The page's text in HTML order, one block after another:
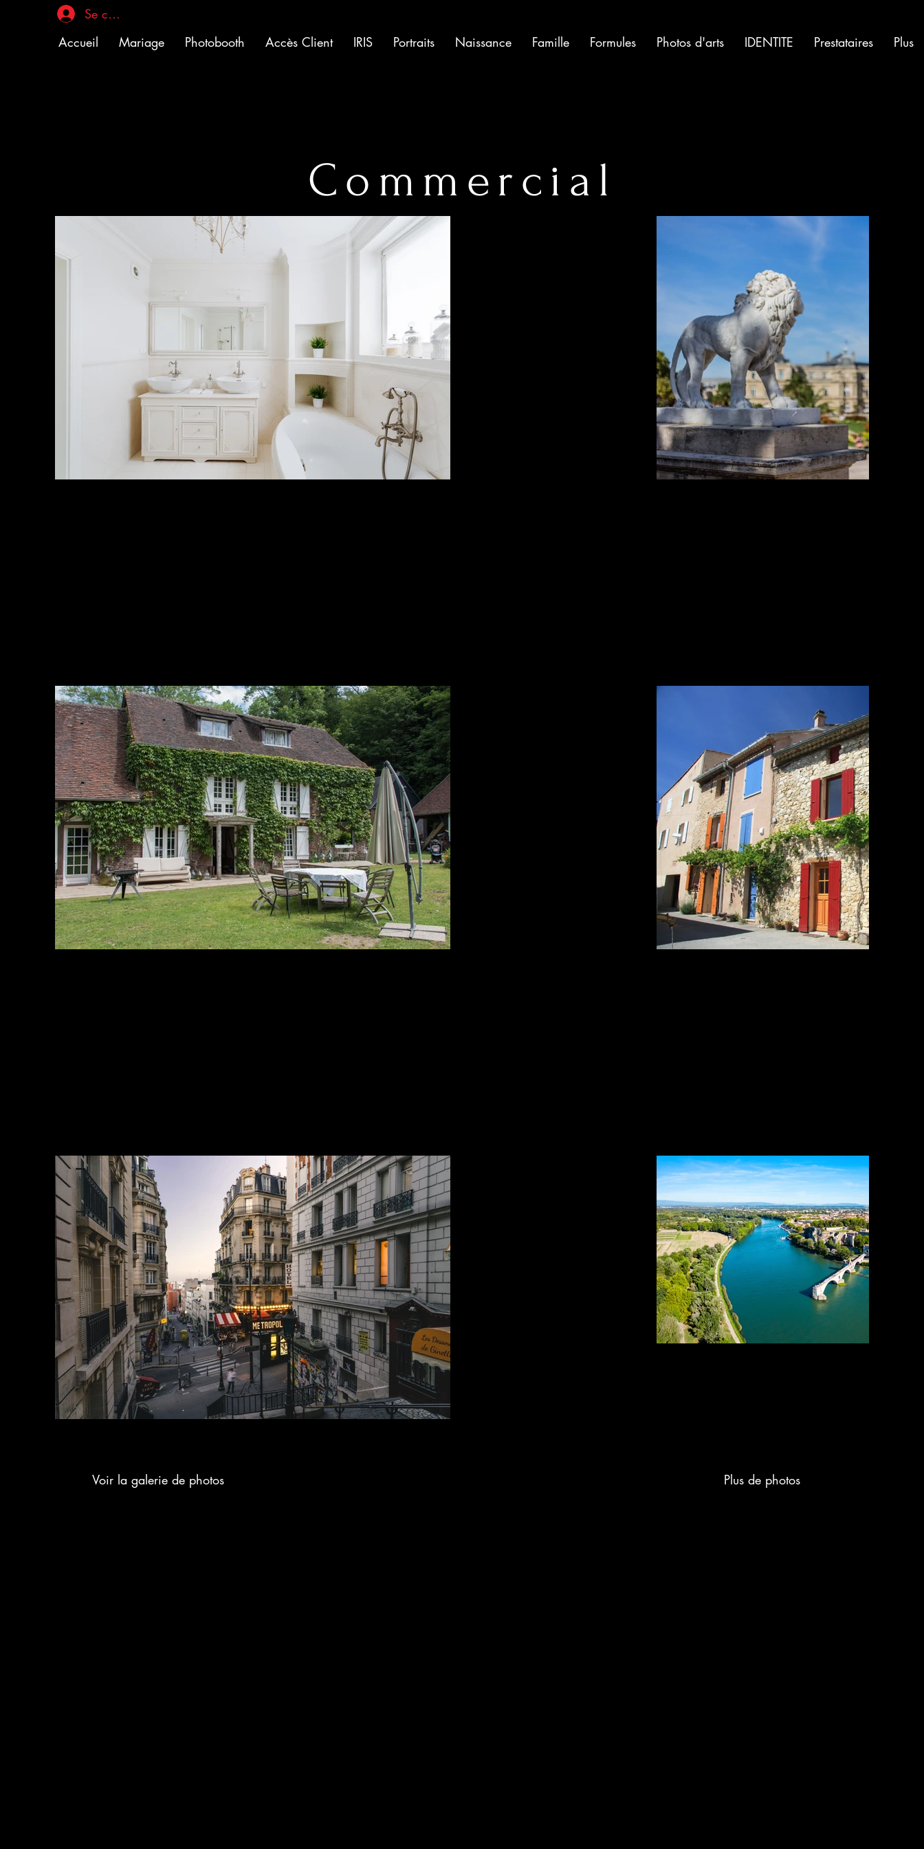
Se connecter
Accueil
Mariage Photobooth Accès Client IRIS Portraits Naissance Famille Formules Photos d'arts IDENTITE Prestataires Plus
Commercial
Voir la galerie de photos Plus de photos